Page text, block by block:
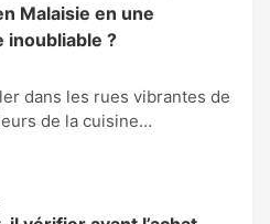
Malaisie en une
inoubliable ?
dans les rues vibrantes de
de la cuisine…